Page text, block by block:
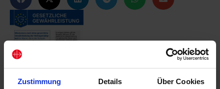
Zustimmung Details Über Cookies